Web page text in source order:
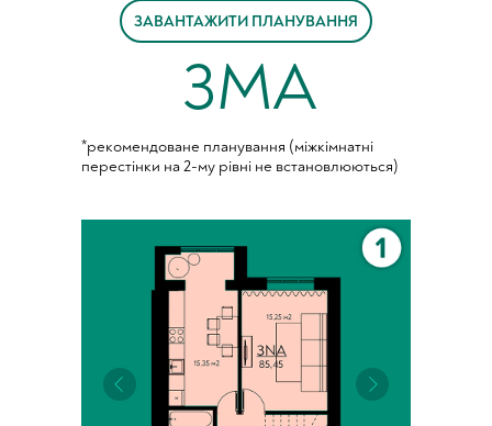
3MA
ЗАВАНТАЖИТИ ПЛАНУВАННЯ
*рекомендоване планування (міжкімнатні
перестінки на 2-му рівні не встановлюються)